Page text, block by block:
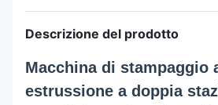
Descrizione del prodotto
Macchina di stampaggio
estrussione a doppia